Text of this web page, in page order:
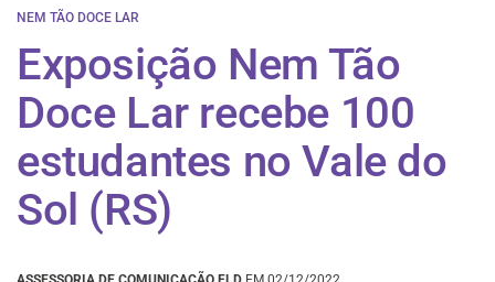
NEM TÃO DOCE LAR
Exposição Nem Tão
Doce Lar recebe 100
estudantes no Vale do
Sol (RS)